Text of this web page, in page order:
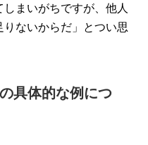
まいがちですが、他人
ないからだ」とつい思
具体的な例につ